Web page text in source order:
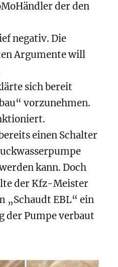
der den
negativ. Die
Argumente will
sich bereit
vorzunehmen.
einen Schalter
kann. Doch
der Kfz-Meister
„Schaudt EBL“ ein
der Pumpe verbaut